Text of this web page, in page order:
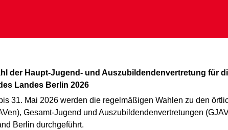
Landes Berlin 2026
31. Mai 2026 werden die regelmäßigen Wahlen zu den
Gesamt-Jugend und Auszubildendenvertretungen
Berlin durchgeführt.